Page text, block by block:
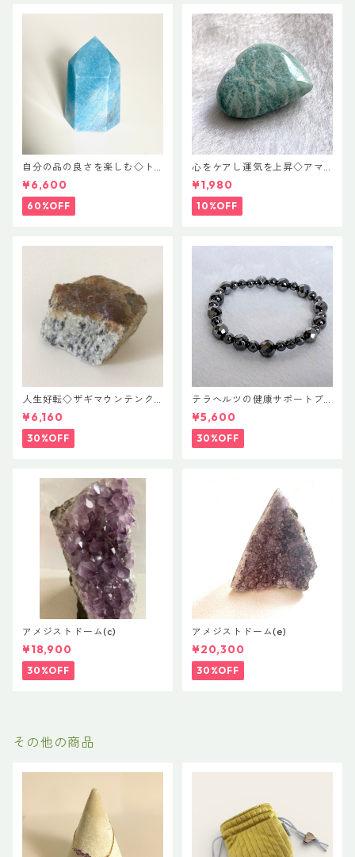
自分の品の良さを楽しむ◇ト
ロレアイト ポイント
¥6,600
60%OFF
心をケアし運気を上昇◇アマ
ゾナイト♡ハートカット
¥1,980
10%OFF
人生好転◇ザギマウンテンク
ォーツ
¥6,160
30%OFF
テラヘルツの健康サポートブ
レス
¥5,600
30%OFF
アメジストドーム(c)
¥18,900
30%OFF
アメジストドーム(e)
¥20,300
30%OFF
その他の商品